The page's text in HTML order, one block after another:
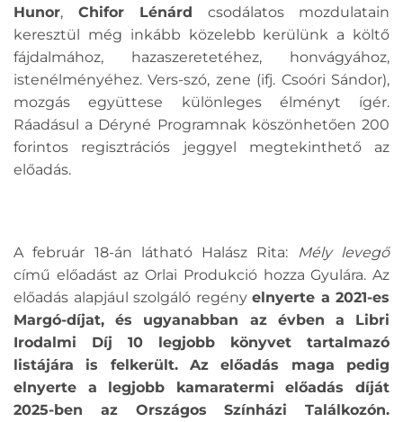
Hunor, Chifor Lénárd
csodálatos mozdulatain
keresztül még inkább közelebb kerülünk a költő
fájdalmához, hazaszeretetéhez, honvágyához,
istenélményéhez. Vers-szó, zene (ifj. Csoóri Sándor),
mozgás együttese különleges élményt ígér.
Ráadásul a Déryné Programnak köszönhetően 200
forintos regisztrációs jeggyel megtekinthető az
előadás.
A február 18-án látható Halász Rita:
Mély levegő
című előadást az Orlai Produkció hozza Gyulára. Az
előadás alapjául szolgáló regény elnyerte a 2021-es
Margó-díjat, és ugyanabban az évben a Libri
Irodalmi Díj 10 legjobb könyvet tartalmazó
listájára is felkerült. Az előadás maga pedig
elnyerte a legjobb kamaratermi előadás díját
2025-ben az Országos Színházi Találkozón.